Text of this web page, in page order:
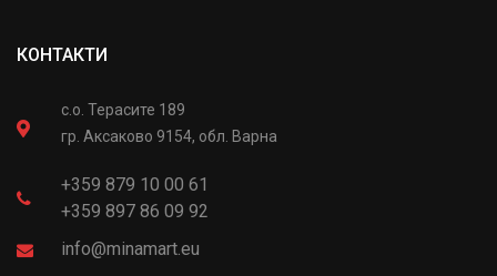
КОНТАКТИ
с.о. Терасите 189
гр. Аксаково 9154, обл. Варна
+359 879 10 00 61
+359 897 86 09 92
info@minamart.eu